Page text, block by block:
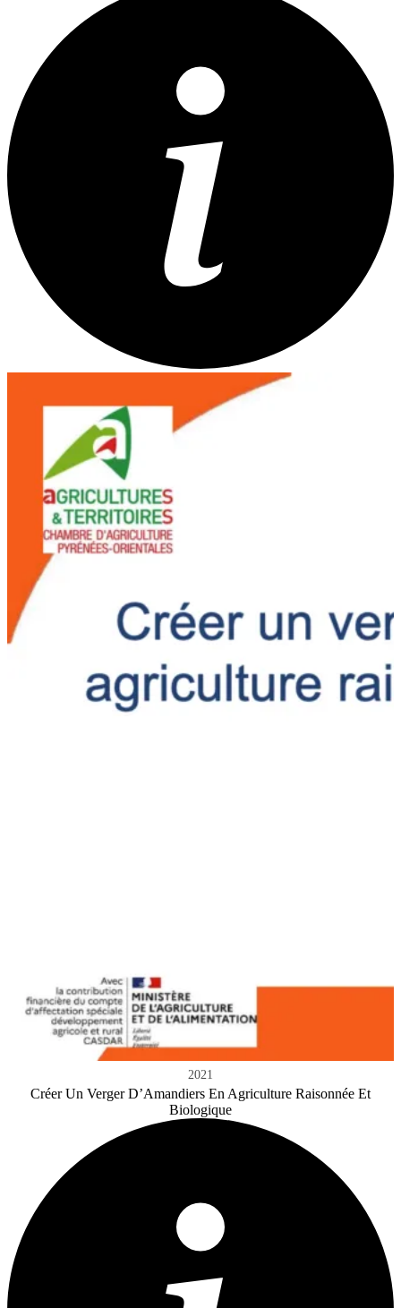
2021
Créer Un Verger D’Amandiers En Agriculture Raisonnée Et
Biologique